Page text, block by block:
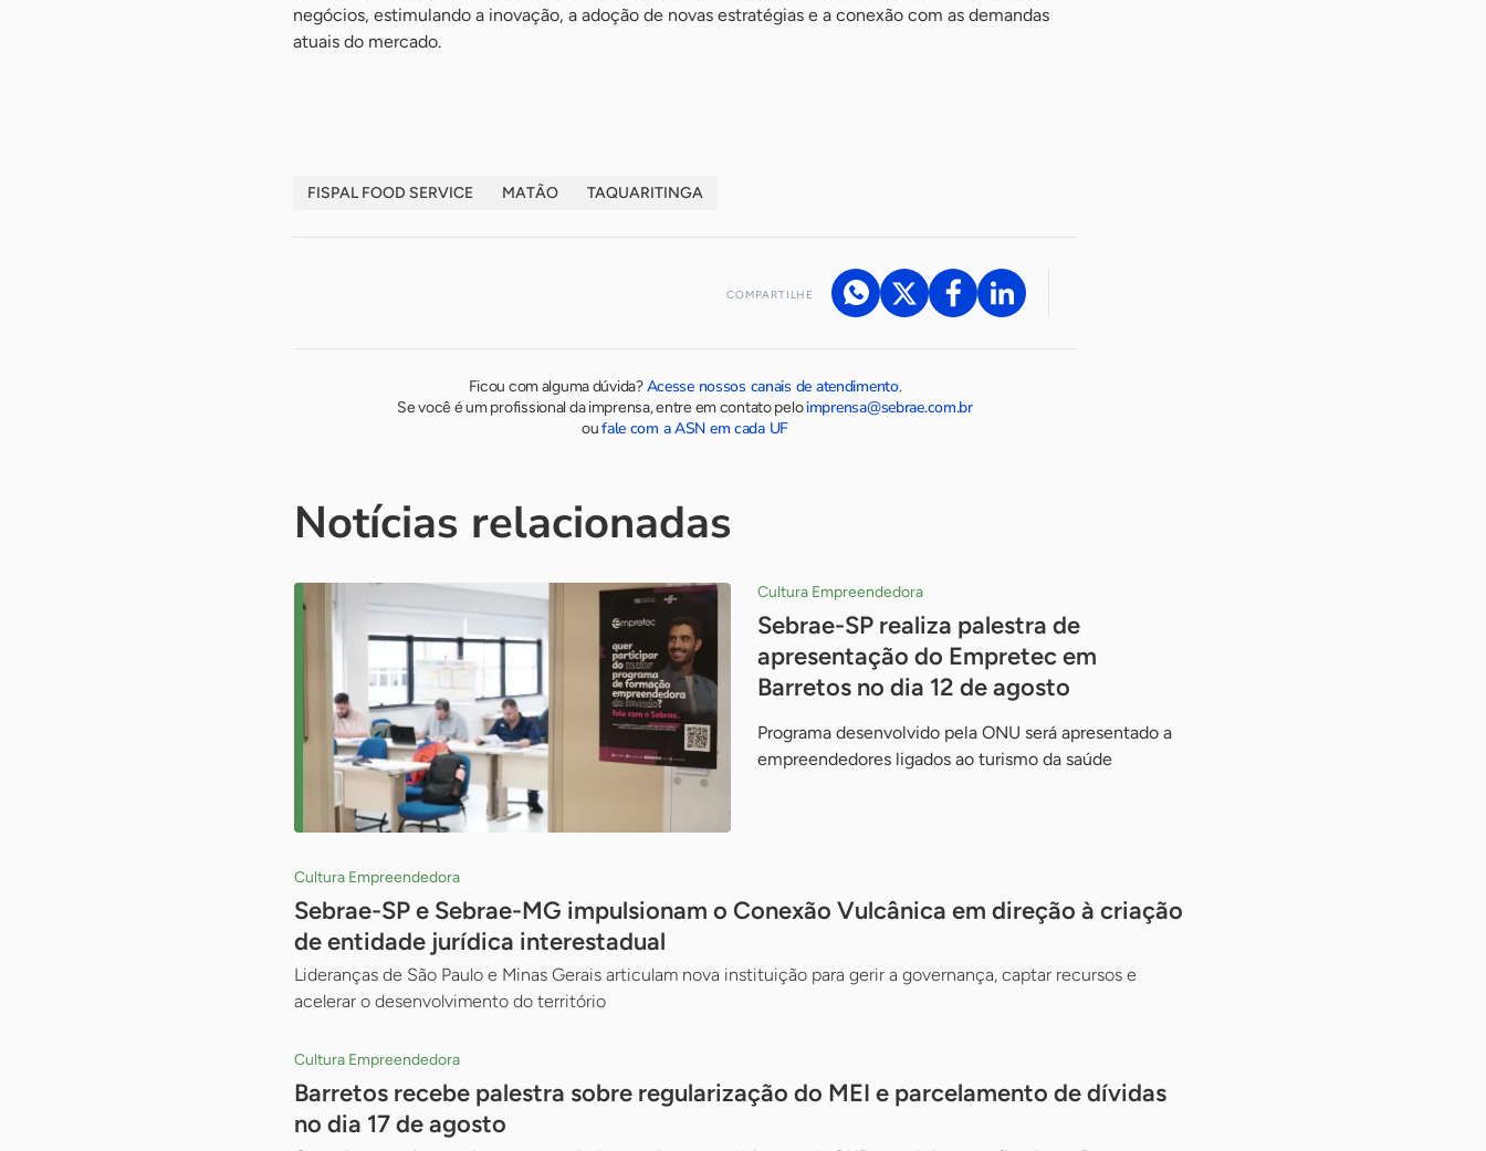
negócios, estimulando a inovação, a adoção de novas estratégias e a conexão com as demandas
atuais do mercado.
FISPAL FOOD SERVICE MATÃO TAQUARITINGA
COMPARTILHE
Ficou com alguma dúvida?Acesse nossos canais de atendimento.
Se você é um profissional da imprensa, entre em contato peloimprensa@sebrae.com.br
oufale com a ASN em cada UF
Notícias relacionadas
Cultura Empreendedora
Sebrae-SP realiza palestra de
apresentação do Empretec em
Barretos no dia 12 de agosto
Programa desenvolvido pela ONU será apresentado a
empreendedores ligados ao turismo da saúde
Cultura Empreendedora
Sebrae-SP e Sebrae-MG impulsionam o Conexão Vulcânica em direção à criação
de entidade jurídica interestadual
Lideranças de São Paulo e Minas Gerais articulam nova instituição para gerir a governança, captar recursos e
acelerar o desenvolvimento do território
Cultura Empreendedora
Barretos recebe palestra sobre regularização do MEI e parcelamento de dívidas
no dia 17 de agosto